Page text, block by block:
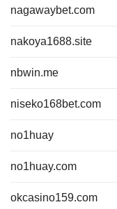
nagawaybet.com
nakoya1688.site
nbwin.me
niseko168bet.com
no1huay
no1huay.com
okcasino159.com